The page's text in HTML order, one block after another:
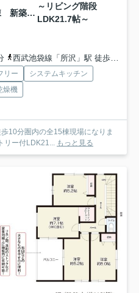
東村山市秋津町3丁目・全15棟 新築一戸建 11号棟
～リビング階段
LDK21.7帖～
西武池袋線「所沢」駅 徒歩21分
リー
システムキッチン
燥機
10分圏内の全15棟現場になりま
トリー付LDK21... もっと見る